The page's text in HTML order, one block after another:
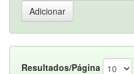
Resultados/Página